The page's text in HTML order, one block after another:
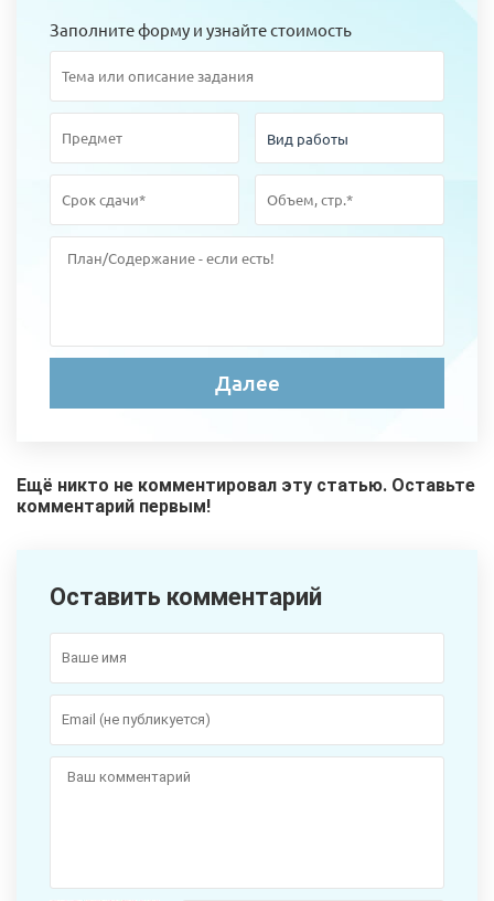
Заполните форму и узнайте стоимость
Ещё никто не комментировал эту статью. Оставьте
комментарий первым!
Оставить комментарий